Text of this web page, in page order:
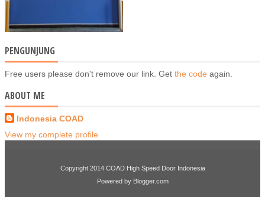
PENGUNJUNG
Free users please don't remove our link. Get the code again.
ABOUT ME
Indonesia COAD
View my complete profile
Copyright 2014 COAD High Speed Door Indonesia
Powered by Blogger.com